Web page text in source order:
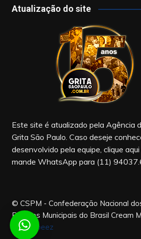
c a
m
u
T
u
b
e
Atualização do site
Este site é atualizado pela Agência
Grita São Paulo. Caso deseje
desenvolvido pela equipe, clique
mande WhatsApp para (11)
© CSPM - Confederação Nacional
Públicos Municipais do Brasil Cream
Themebeez